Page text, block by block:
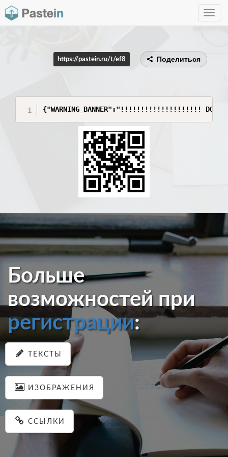
Toggle
https://pastein.ru/t/ef8 Поделиться
{"WARNING_BANNER":"!!!!!!!!!!!!!!!!!!!! DO NOT SHARE
Больше
возможностей при
регистрации:
ТЕКСТЫ
ИЗОБРАЖЕНИЯ
ССЫЛКИ